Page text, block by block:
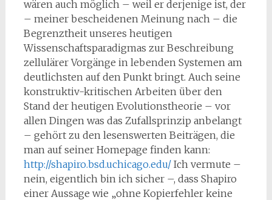
wären auch möglich – weil er derjenige ist, der
– meiner bescheidenen Meinung nach – die
Begrenztheit unseres heutigen
Wissenschaftsparadigmas zur Beschreibung
zellulärer Vorgänge in lebenden Systemen am
deutlichsten auf den Punkt bringt. Auch seine
konstruktiv-kritischen Arbeiten über den
Stand der heutigen Evolutionstheorie – vor
allen Dingen was das Zufallsprinzip anbelangt
– gehört zu den lesenswerten Beiträgen, die
man auf seiner Home­page finden kann:
http://shapiro.bsd.uchicago.edu/Ich vermute –
nein, eigentlich bin ich sicher –, dass Shapiro
einer Aussage wie „ohne Kopierfehler keine